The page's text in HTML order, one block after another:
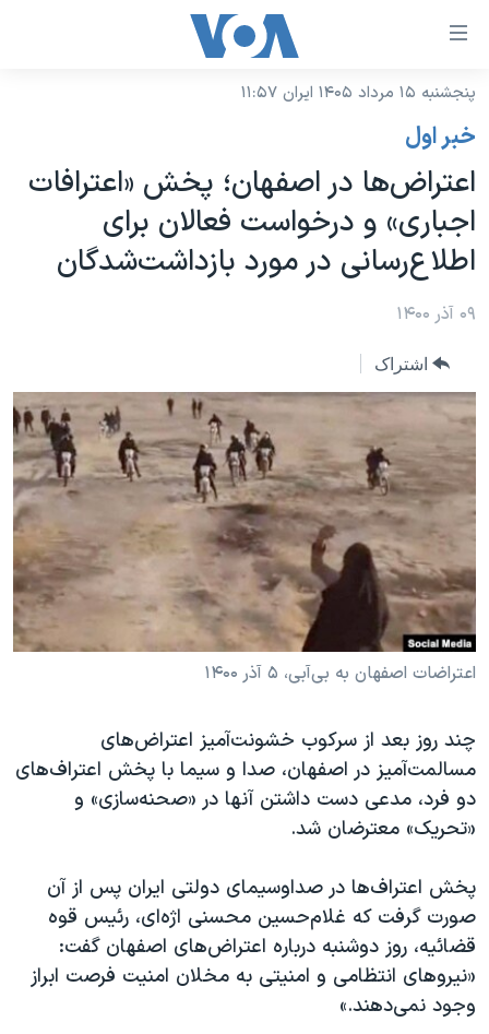
لینکهای
دسترسی
جهش
محتوای
اصلی
جهش
به
صفحه
جهش
به
جستجو
نسخه سبک وب‌سایت
موضوع ها
ایران
آمریکا
جهان
ورزشی
گزیده‌ها
ویژه برنامه‌ها
ویدیوها
فرهنگ و زندگی
حقوق شهروندی
اقتصادی
علم و فناوری
اسرائیل در جنگ
آرشیو پخش زنده
برنامه های تلویزیونی
جدول برنامه ها
صفحه‌های ویژه
جام جهانی ۲۰۲۶
عملیات خشم حماسی
۲۵۰سالگی آمریکا
بایگانی برنامه‌های تلویزیونی
مستندها
انتخابات ریاست جمهوری آمریکا ۲۰۲۴
حمله جمهوری اسلامی به اسرائیل
رمز مهسا
ورزش زنان در ایران
مجموعه مستندهای دادخواهی
تریبونال مردمی آبان ۹۸
دادگاه حمید نوری
قانون شفافیت دارائی کادر رهبری ایران
اعتراضات مردمی آبان ۹۸
اسرائیل در جنگ
نرگس محمدی برنده جایزه نوبل صلح
فرکانس‌های صدای آمریکا
پخش رادیویی
یادگیری زبان انگلیسی
دنبال کنید
زبانهای مختلف
پنجشنبه ۱۵ مرداد ۱۴۰۵ ایران ۱۱:۵۷
خبر اول
اعتراض‌ها در اصفهان؛ پخش «اعترافات
اجباری» و درخواست فعالان برای
اطلاع‌رسانی در مورد بازداشت‌شدگان
۰۹ آذر ۱۴۰۰
اشتراک
اعتراضات اصفهان به بی‌آبی، ۵ آذر ۱۴۰۰
چند روز بعد از سرکوب خشونت‌آمیز اعتراض‌های
مسالمت‌آمیز در اصفهان، صدا و سیما با پخش اعتراف‌های
دو فرد، مدعی دست داشتن آنها در «صحنه‌سازی» و
«تحریک» معترضان شد.
پخش اعتراف‌ها در صداوسیمای دولتی ایران پس از آن
صورت گرفت که غلام‌حسین محسنی اژه‌ای، رئیس قوه
قضائیه، روز دوشنبه درباره اعتراض‌های اصفهان گفت:
«نیروهای انتظامی و امنیتی به مخلان امنیت فرصت ابراز
وجود نمی‌دهند.»